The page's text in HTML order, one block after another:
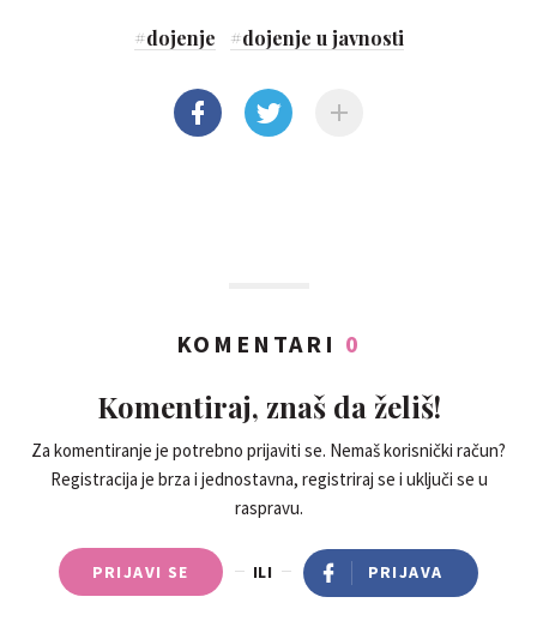
#dojenje #dojenje u javnosti
KOMENTARI 0
Komentiraj, znaš da želiš!
Za komentiranje je potrebno prijaviti se. Nemaš korisnički račun?
Registracija je brza i jednostavna, registriraj se i uključi se u
raspravu.
PRIJAVI SE ILI PRIJAVA